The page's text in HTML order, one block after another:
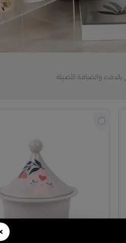
والضيافة الأصيلة.